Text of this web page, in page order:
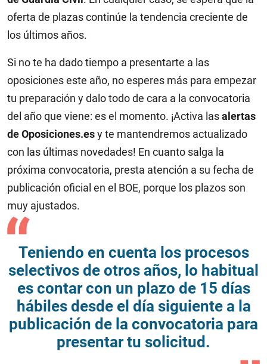
oferta de plazas continúe la tendencia creciente de
los últimos años.
Si no te ha dado tiempo a presentarte a las
oposiciones este año, no esperes más para empezar
tu preparación y dalo todo de cara a la convocatoria
del año que viene: es el momento. ¡Activa lasalertas
de Oposiciones.esy te mantendremos actualizado
con las últimas novedades! En cuanto salga la
próxima convocatoria, presta atención a su fecha de
publicación oficial en el BOE, porque los plazos son
muy ajustados.
Teniendo en cuenta los procesos
selectivos de otros años, lo habitual
es contar con un plazo de 15 días
hábiles desde el día siguiente a la
publicación de la convocatoria para
presentar tu solicitud.